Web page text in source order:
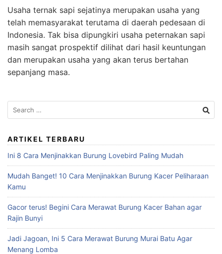
Usaha ternak sapi sejatinya merupakan usaha yang
telah memasyarakat terutama di daerah pedesaan di
Indonesia. Tak bisa dipungkiri usaha peternakan sapi
masih sangat prospektif dilihat dari hasil keuntungan
dan merupakan usaha yang akan terus bertahan
sepanjang masa.
Search
for:
ARTIKEL TERBARU
Ini 8 Cara Menjinakkan Burung Lovebird Paling Mudah
Mudah Banget! 10 Cara Menjinakkan Burung Kacer Peliharaan
Kamu
Gacor terus! Begini Cara Merawat Burung Kacer Bahan agar
Rajin Bunyi
Jadi Jagoan, Ini 5 Cara Merawat Burung Murai Batu Agar
Menang Lomba